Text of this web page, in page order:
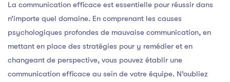
La communication efficace est essentielle pour réussir dans
n’importe quel domaine. En comprenant les causes
psychologiques profondes de mauvaise communication, en
mettant en place des stratégies pour y remédier et en
changeant de perspective, vous pouvez établir une
communication efficace au sein de votre équipe. N’oubliez